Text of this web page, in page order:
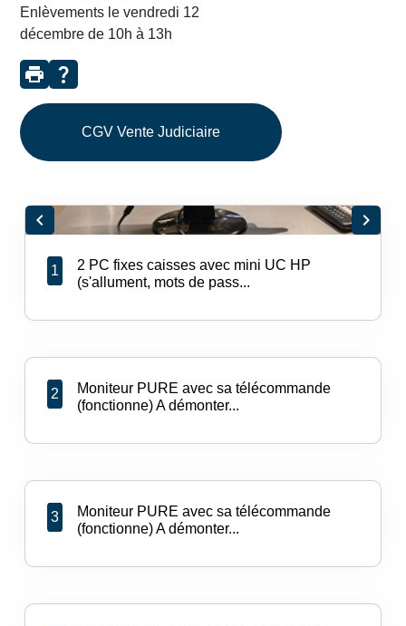
Enlèvements le vendredi 12
décembre de 10h à 13h
print question_mark
CGV Vente Judiciaire
chevron_left chevron_right
1
2 PC fixes caisses avec mini UC HP
(s'allument, mots de pass...
2
Moniteur PURE avec sa télécommande
(fonctionne) A démonter...
3
Moniteur PURE avec sa télécommande
(fonctionne) A démonter...